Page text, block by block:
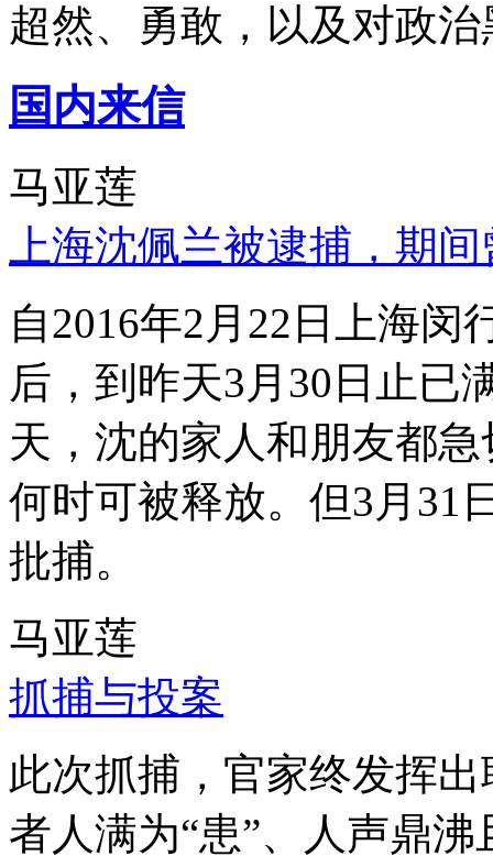
超然、勇敢，以及对政
国内来信
马亚莲
上海沈佩兰被逮捕，期
自2016年2月22日上海
后，到昨天3月30日止已
天，沈的家人和朋友都
何时可被释放。但3月31
批捕。
马亚莲
抓捕与投案
此次抓捕，官家终发挥
者人满为“患”、人声鼎